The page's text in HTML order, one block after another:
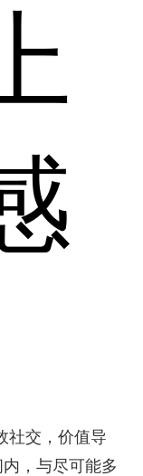
社交，价值导
，与尽可能多